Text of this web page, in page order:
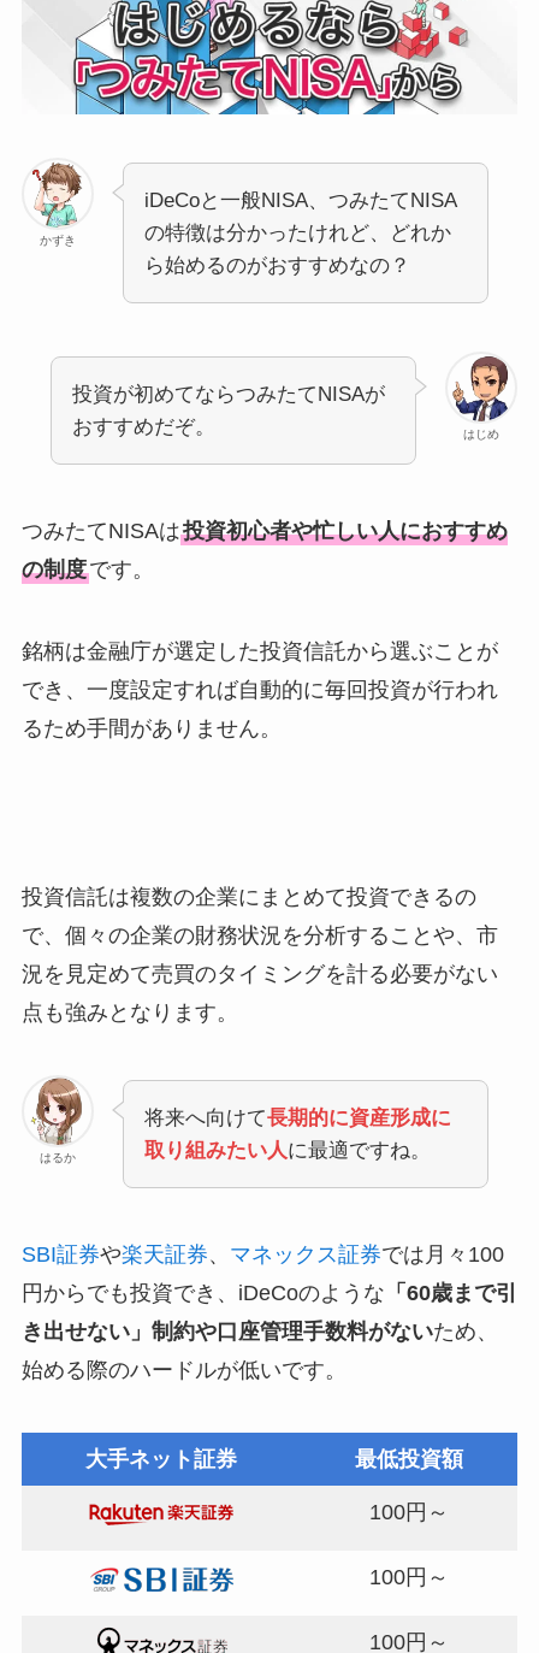
かずき
iDeCoと一般NISA、つみたてNISA
の特徴は分かったけれど、どれか
ら始めるのがおすすめなの？
はじめ
投資が初めてならつみたてNISAが
おすすめだぞ。
つみたてNISAは投資初心者や忙しい人におすすめ
の制度です。
銘柄は金融庁が選定した投資信託から選ぶことが
でき、一度設定すれば自動的に毎回投資が行われ
るため手間がありません。
投資信託は複数の企業にまとめて投資できるの
で、個々の企業の財務状況を分析することや、市
況を見定めて売買のタイミングを計る必要がない
点も強みとなります。
はるか
将来へ向けて長期的に資産形成に
取り組みたい人に最適ですね。
SBI証券や楽天証券、 マネックス証券では月々100
円からでも投資でき、iDeCoのような 「60歳まで引
き出せない」制約や口座管理手数料がないため、
始める際のハードルが低いです。
大手ネット証券 最低投資額
100円～
100円～
100円～